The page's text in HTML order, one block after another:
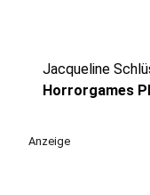
Jacqueline
Horrorgames
Anzeige